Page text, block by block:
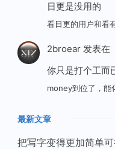
日更是没用的
看日更的用户和看
2broear发表在
你只是打个工而
money到位了，能
最新文章
把写字变得更加简单